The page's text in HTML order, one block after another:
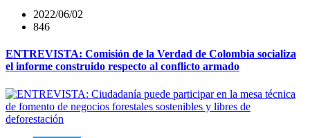
2022/06/02
846
ENTREVISTA: Comisión de la Verdad de Colombia socializa
el informe construido respecto al conflicto armado